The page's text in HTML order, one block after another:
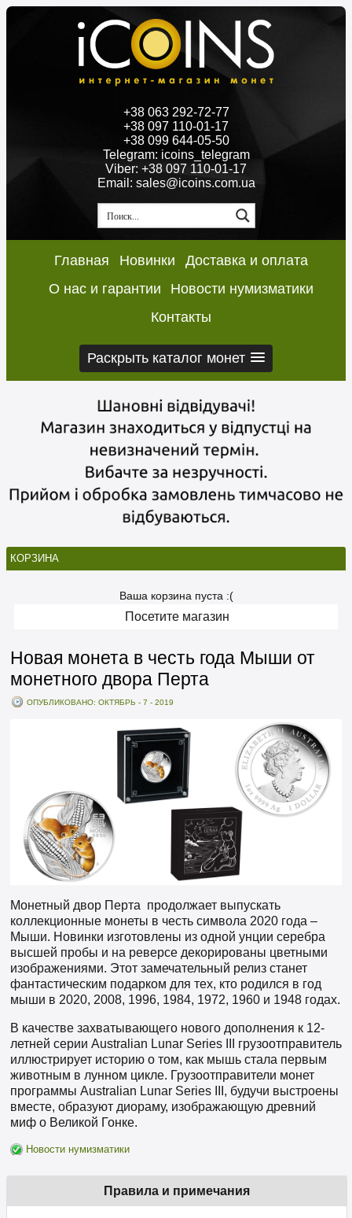
+38 063 292-72-77
+38 097 110-01-17
+38 099 644-05-50
Telegram: icoins_telegram
Viber: +38 097 110-01-17
Email: sales@icoins.com.ua
Главная Новинки
Доставка и оплата
О нас и гарантии
Новости нумизматики
Контакты
Раскрыть каталог монет
КОРЗИНА
Ваша корзина пуста :(
Посетите магазин
Новая монета в честь года Мыши от
монетного двора Перта
ОПУБЛИКОВАНО: ОКТЯБРЬ - 7 - 2019
Монетный двор Перта продолжает выпускать
коллекционные монеты в честь символа 2020 года –
Мыши. Новинки изготовлены из одной унции серебра
высшей пробы и на реверсе декорированы цветными
изображениями. Этот замечательный релиз станет
фантастическим подарком для тех, кто родился в год
мыши в 2020, 2008, 1996, 1984, 1972, 1960 и 1948 годах.
В качестве захватывающего нового дополнения к 12-
летней серии Australian Lunar Series III грузоотправитель
иллюстрирует историю о том, как мышь стала первым
животным в лунном цикле. Грузоотправители монет
программы Australian Lunar Series III, будучи выстроены
вместе, образуют диораму, изображающую древний
миф о Великой Гонке.
Новости нумизматики
Правила и примечания